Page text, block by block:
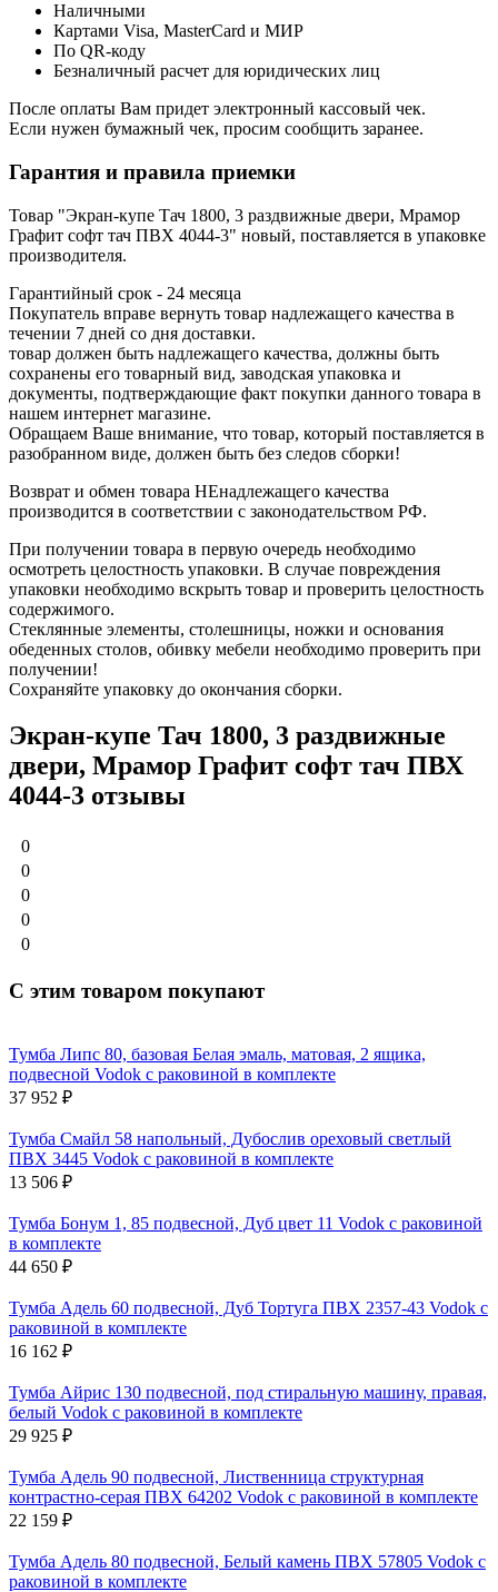
Наличными
Картами Visa, MasterCard и МИР
По QR-коду
Безналичный расчет для юридических лиц
После оплаты Вам придет электронный кассовый чек.
Если нужен бумажный чек, просим сообщить заранее.
Гарантия и правила приемки
Товар "Экран-купе Тач 1800, 3 раздвижные двери, Мрамор
Графит софт тач ПВХ 4044-3" новый, поставляется в упаковке
производителя.
Гарантийный срок - 24 месяца
Покупатель вправе вернуть товар надлежащего качества в
течении 7 дней со дня доставки.
товар должен быть надлежащего качества, должны быть
сохранены его товарный вид, заводская упаковка и
документы, подтверждающие факт покупки данного товара в
нашем интернет магазине.
Обращаем Ваше внимание, что товар, который поставляется в
разобранном виде, должен быть без следов сборки!
Возврат и обмен товара НЕнадлежащего качества
производится в соответствии с законодательством РФ.
При получении товара в первую очередь необходимо
осмотреть целостность упаковки. В случае повреждения
упаковки необходимо вскрыть товар и проверить целостность
содержимого.
Стеклянные элементы, столешницы, ножки и основания
обеденных столов, обивку мебели необходимо проверить при
получении!
Сохраняйте упаковку до окончания сборки.
Экран-купе Тач 1800, 3 раздвижные
двери, Мрамор Графит софт тач ПВХ
4044-3 отзывы
0
0
0
0
0
С этим товаром покупают
Тумба Липс 80, базовая Белая эмаль, матовая, 2 ящика,
подвесной Vodok с раковиной в комплекте
37 952 ₽
Тумба Смайл 58 напольный, Дубослив ореховый светлый
ПВХ 3445 Vodok с раковиной в комплекте
13 506 ₽
Тумба Бонум 1, 85 подвесной, Дуб цвет 11 Vodok с раковиной
в комплекте
44 650 ₽
Тумба Адель 60 подвесной, Дуб Тортуга ПВХ 2357-43 Vodok с
раковиной в комплекте
16 162 ₽
Тумба Айрис 130 подвесной, под стиральную машину, правая,
белый Vodok с раковиной в комплекте
29 925 ₽
Тумба Адель 90 подвесной, Лиственница структурная
контрастно-серая ПВХ 64202 Vodok с раковиной в комплекте
22 159 ₽
Тумба Адель 80 подвесной, Белый камень ПВХ 57805 Vodok с
раковиной в комплекте